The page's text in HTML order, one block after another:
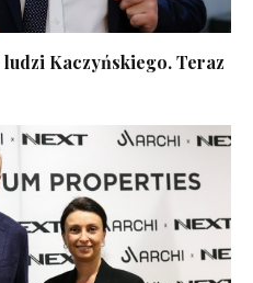
Kaczyńskiego. Teraz